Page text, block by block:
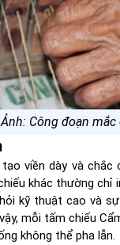
Ảnh: Công đoạn
viền dày và chắc
khác thường chỉ
kỹ thuật cao và
mỗi tấm chiếu
không thể pha lẫn.